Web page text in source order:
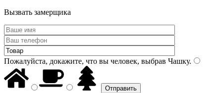
Вызвать замерщика
Пожалуйста, докажите, что вы человек, выбрав Чашку.